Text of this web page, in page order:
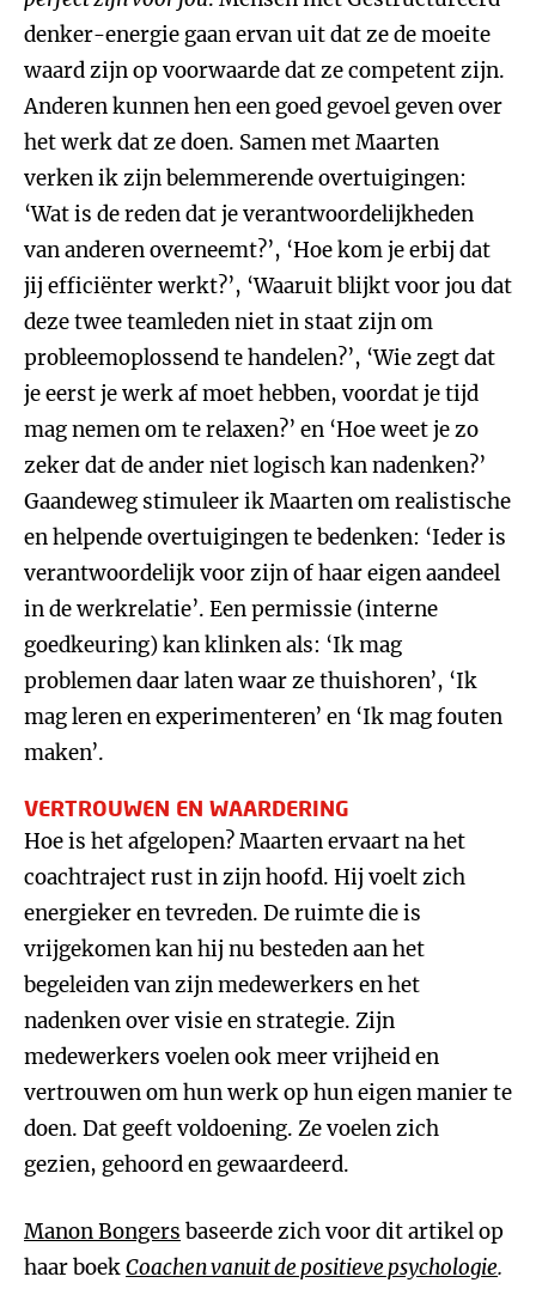
denker-energie gaan ervan uit dat ze de moeite
waard zijn op voorwaarde dat ze competent zijn.
Anderen kunnen hen een goed gevoel geven over
het werk dat ze doen. Samen met Maarten
verken ik zijn belemmerende overtuigingen:
‘Wat is de reden dat je verantwoordelijkheden
van anderen overneemt?’, ‘Hoe kom je erbij dat
jij efficiënter werkt?’, ‘Waaruit blijkt voor jou dat
deze twee teamleden niet in staat zijn om
probleemoplossend te handelen?’, ‘Wie zegt dat
je eerst je werk af moet hebben, voordat je tijd
mag nemen om te relaxen?’ en ‘Hoe weet je zo
zeker dat de ander niet logisch kan nadenken?’
Gaandeweg stimuleer ik Maarten om realistische
en helpende overtuigingen te bedenken: ‘Ieder is
verantwoordelijk voor zijn of haar eigen aandeel
in de werkrelatie’. Een permissie (interne
goedkeuring) kan klinken als: ‘Ik mag
problemen daar laten waar ze thuishoren’, ‘Ik
mag leren en experimenteren’ en ‘Ik mag fouten
maken’.
VERTROUWEN EN WAARDERING
Hoe is het afgelopen? Maarten ervaart na het
coachtraject rust in zijn hoofd. Hij voelt zich
energieker en tevreden. De ruimte die is
vrijgekomen kan hij nu besteden aan het
begeleiden van zijn medewerkers en het
nadenken over visie en strategie. Zijn
medewerkers voelen ook meer vrijheid en
vertrouwen om hun werk op hun eigen manier te
doen. Dat geeft voldoening. Ze voelen zich
gezien, gehoord en gewaardeerd.
Manon Bongers baseerde zich voor dit artikel op
haar boekCoachen vanuit de positieve psychologie.